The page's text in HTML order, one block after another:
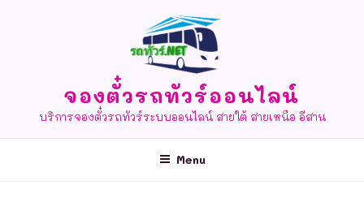
จองตั๋วรถทัวร์ออนไลน์
บริการจองตั๋วรถทัวร์ระบบออนไลน์ สายใต้ สายเหนือ อีสาน
Menu